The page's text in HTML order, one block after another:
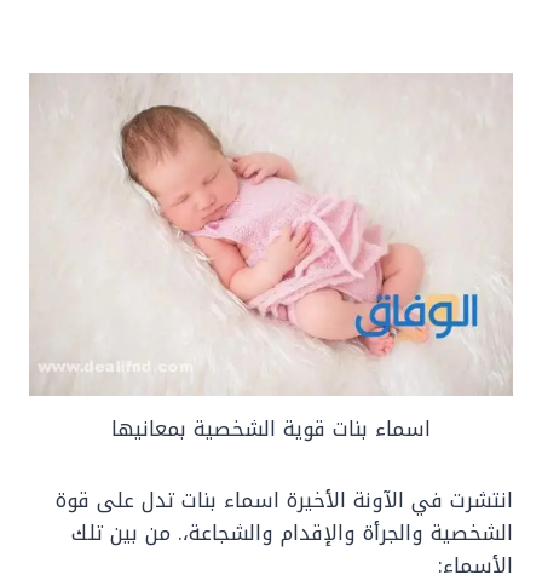
اسماء بنات قوية الشخصية بمعانيها
انتشرت في الآونة الأخيرة اسماء بنات تدل على قوة
الشخصية والجرأة والإقدام والشجاعة،. من بين تلك
الأسماء: